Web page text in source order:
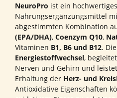
NeuroPro ist ein hochwertiges
Nahrungsergänzungsmittel
abgestimmten Kombination
(EPA/DHA), Coenzym Q10,
Vitaminen B1, B6 und B12.
Energiestoffwechsel,
Nerven und Gehirn und
Erhaltung der Herz- und
Antioxidative Eigenschaften